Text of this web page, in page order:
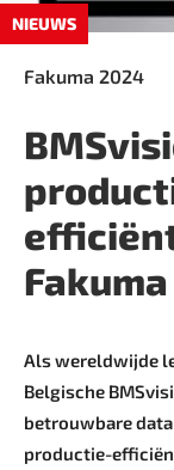
NIEUWS
Fakuma 2024
Fakuma
Als wereldwijde
Belgische
betrouwbare
productie-